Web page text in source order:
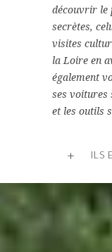
découvrir le
secrètes,
visites
la Loire en
également
ses voitures
et les outils
+ ILS